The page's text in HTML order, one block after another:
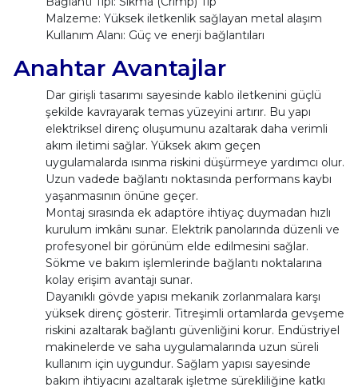
Malzeme: Yüksek iletkenlik sağlayan metal alaşım
Kullanım Alanı: Güç ve enerji bağlantıları
Anahtar Avantajlar
Dar girişli tasarımı sayesinde kablo iletkenini güçlü
şekilde kavrayarak temas yüzeyini artırır. Bu yapı
elektriksel direnç oluşumunu azaltarak daha verimli
akım iletimi sağlar. Yüksek akım geçen
uygulamalarda ısınma riskini düşürmeye yardımcı olur.
Uzun vadede bağlantı noktasında performans kaybı
yaşanmasının önüne geçer.
Montaj sırasında ek adaptöre ihtiyaç duymadan hızlı
kurulum imkânı sunar. Elektrik panolarında düzenli ve
profesyonel bir görünüm elde edilmesini sağlar.
Sökme ve bakım işlemlerinde bağlantı noktalarına
kolay erişim avantajı sunar.
Dayanıklı gövde yapısı mekanik zorlanmalara karşı
yüksek direnç gösterir. Titreşimli ortamlarda gevşeme
riskini azaltarak bağlantı güvenliğini korur. Endüstriyel
makinelerde ve saha uygulamalarında uzun süreli
kullanım için uygundur. Sağlam yapısı sayesinde
bakım ihtiyacını azaltarak işletme sürekliliğine katkı